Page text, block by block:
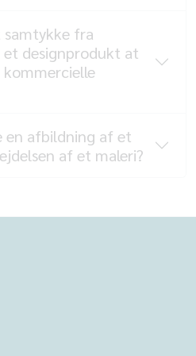
fra
designprodukt at
en afbildning af et
af et maleri?